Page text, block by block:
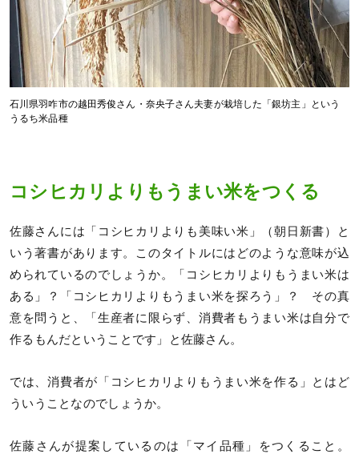
石川県羽咋市の越田秀俊さん・奈央子さん夫妻が栽培した「銀坊主」という
うるち米品種
コシヒカリよりもうまい米をつくる
佐藤さんには「コシヒカリよりも美味い米」（朝日新書）と
いう著書があります。このタイトルにはどのような意味が込
められているのでしょうか。「コシヒカリよりもうまい米は
ある」？「コシヒカリよりもうまい米を探ろう」？ その真
意を問うと、「生産者に限らず、消費者もうまい米は自分で
作るもんだということです」と佐藤さん。
では、消費者が「コシヒカリよりもうまい米を作る」とはど
ういうことなのでしょうか。
佐藤さんが提案しているのは「マイ品種」をつくること。